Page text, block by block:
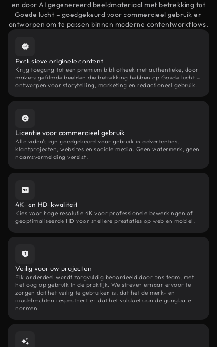
en door AI gegenereerd beeldmateriaal met betrekking tot
Goede lucht – goedgekeurd voor commercieel gebruik en
ontworpen om te passen binnen moderne contentworkflows.
Exclusieve originele content
Krijg toegang tot een premium bibliotheek met authentieke, door
makers gefilmde beelden die betrekking hebben op Goede lucht –
ontworpen voor storytelling, marketing en redactioneel gebruik.
Licentie voor commercieel gebruik
Alle video's zijn goedgekeurd voor gebruik in advertenties,
klantprojecten, websites en sociale media. Geen watermerk, geen
naamsvermelding vereist.
4K- en HD-kwaliteit
Kies voor hoge resolutie 4K voor professionele bewerkingen of
geoptimaliseerde HD voor snellere prestaties op web en mobiel.
Veilig voor uw projecten
Elk onderdeel wordt zorgvuldig beoordeeld door ons team, met
het oog op gebruik in de praktijk. We streven ernaar ervoor te
zorgen dat het veilig te gebruiken is, dat het de merk- en
modelrechten respecteert en dat het voldoet aan de gangbare
normen.